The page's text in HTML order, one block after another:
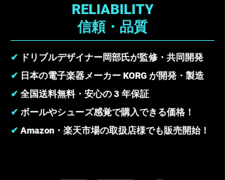
RELIABILITY
信頼・品質
✔︎ ドリブルデザイナー岡部氏が監修・共同開発
✔︎ 日本の電子楽器メーカー KORG が開発・製造
✔︎ 全国送料無料・安心の 3 年保証
✔︎ ボールやシューズ感覚で購入できる価格！
✔︎ Amazon・楽天市場の取扱店様でも販売開始！